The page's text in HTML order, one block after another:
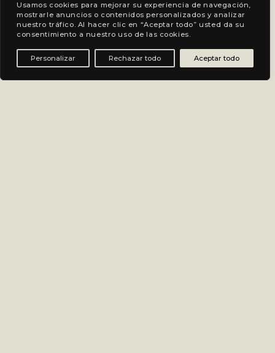
Usamos cookies para mejorar su experiencia de navegación,
mostrarle anuncios o contenidos personalizados y analizar
nuestro tráfico. Al hacer clic en “Aceptar todo” usted da su
consentimiento a nuestro uso de las cookies.
Personalizar Rechazar todo Aceptar todo
Newsletter